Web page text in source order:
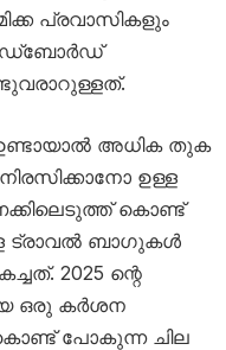
പ്രവാസികളും
അധിക തുക
ഉള്ള
കൊണ്ട്
ട്രാവൽ ബാഗുകൾ
2025 ന്റെ
ഒരു കർശന
പോകുന്ന ചില